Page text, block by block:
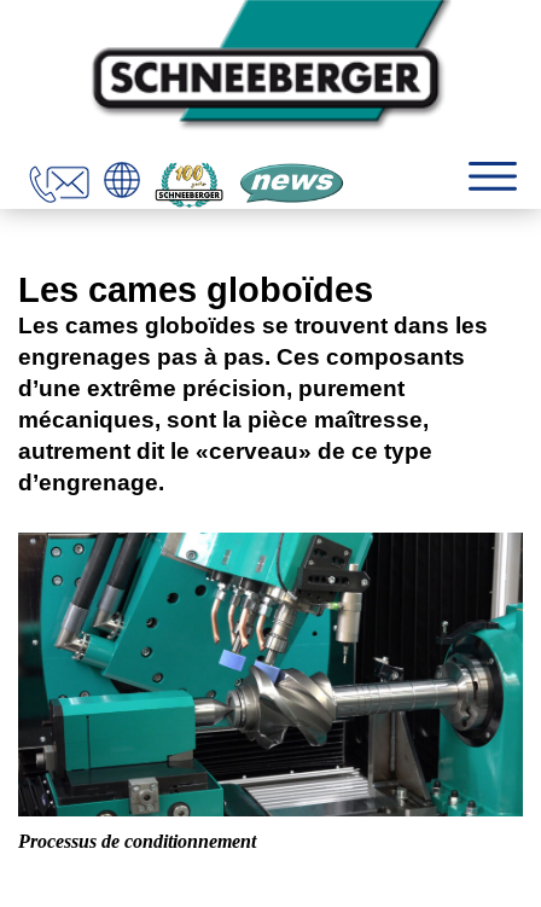
Les cames globoïdes
Les cames globoïdes se trouvent dans les
engrenages pas à pas. Ces composants
d’une extrême précision, purement
mécaniques, sont la pièce maîtresse,
autrement dit le «cerveau» de ce type
d’engrenage.
Processus de conditionnement